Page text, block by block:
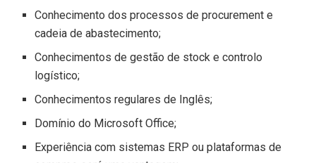
Conhecimento dos processos de procurement e
cadeia de abastecimento;
Conhecimentos de gestão de stock e controlo
logístico;
Conhecimentos regulares de Inglês;
Domínio do Microsoft Office;
Experiência com sistemas ERP ou plataformas de